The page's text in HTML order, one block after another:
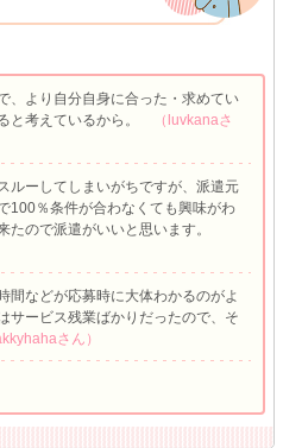
、より自分自身に合った・求めてい
と考えているから。
（luvkanaさ
ルーしてしまいがちですが、派遣元
100％条件が合わなくても興味がわ
たので派遣がいいと思います。
間などが応募時に大体わかるのがよ
サービス残業ばかりだったので、そ
さん）